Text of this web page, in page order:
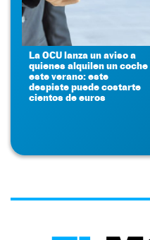
La OCU lanza un aviso a
quienes alquilen un coche
este verano: este
despiste puede costarte
cientos de euros